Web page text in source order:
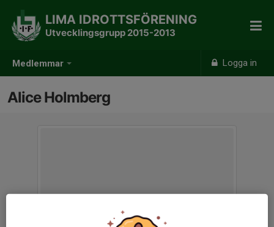
Medlemmar Logga in
LIMA IDROTTSFÖRENING
Utvecklingsgrupp 2015-2013
Alice Holmberg